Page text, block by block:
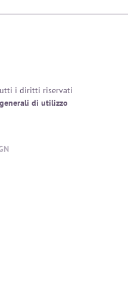
i diritti riservati
di utilizzo